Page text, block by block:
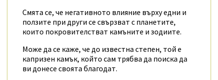
Смята се, че негативното влияние върху едни и
ползите при други се свързват с планетите,
които покровителстват камъните и зодиите.
Може да се каже, че до известна степен, той е
капризен камък, който сам трябва да поиска да
ви донесе своята благодат.